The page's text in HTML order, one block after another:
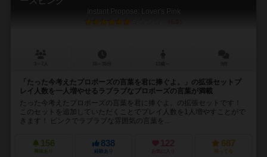
Instant Propose: Lover's Pink
「たった今考えたプロポーズの言葉を君に捧ぐよ。」の拡張セットプ
レイ人数を一人増やせるラブラブなプロポーズの言葉が満載
たった今考えたプロポーズの言葉を君に捧ぐよ。の拡張セットです！
このセットを追加していただくことでプレイ人数を1人増やすことがで
きます！ ピンクでラブラブな雰囲気の言葉を...
156
興味あり
838
経験あり
122
お気に入り
687
持ってる